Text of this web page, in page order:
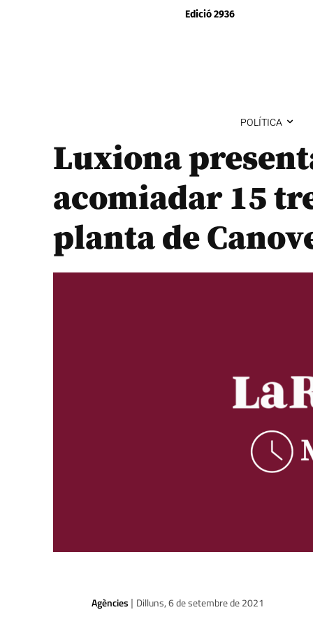
Edició 2936
POLÍTICA
Luxiona
acomiadar 15
planta de
Agències | Dilluns, 6 de setembre de 2021